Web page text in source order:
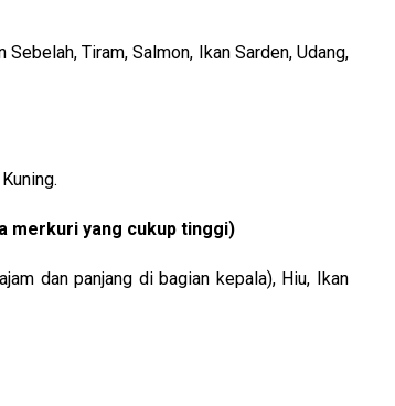
Tiram, Salmon, Ikan Sarden, Udang,
merkuri yang cukup tinggi)
dan panjang di bagian kepala), Hiu, Ikan